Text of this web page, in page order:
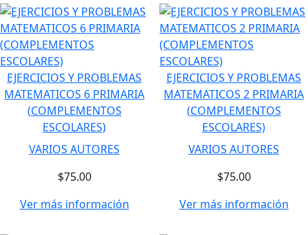
EJERCICIOS Y PROBLEMAS
MATEMATICOS 6 PRIMARIA
(COMPLEMENTOS
ESCOLARES)
VARIOS AUTORES
$75.00
Ver más información
EJERCICIOS Y PROBLEMAS
MATEMATICOS 2 PRIMARIA
(COMPLEMENTOS
ESCOLARES)
VARIOS AUTORES
$75.00
Ver más información